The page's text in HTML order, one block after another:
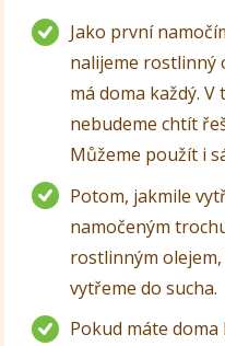
Jako první
nalijeme rostlinný
má doma každý.
nebudeme chtít
Můžeme použít i
Potom, jakmile
namočeným
rostlinným
vytřeme do sucha.
Pokud máte